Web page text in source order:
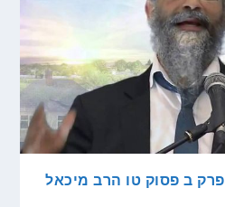
ב פסוק טו הרב מיכאל